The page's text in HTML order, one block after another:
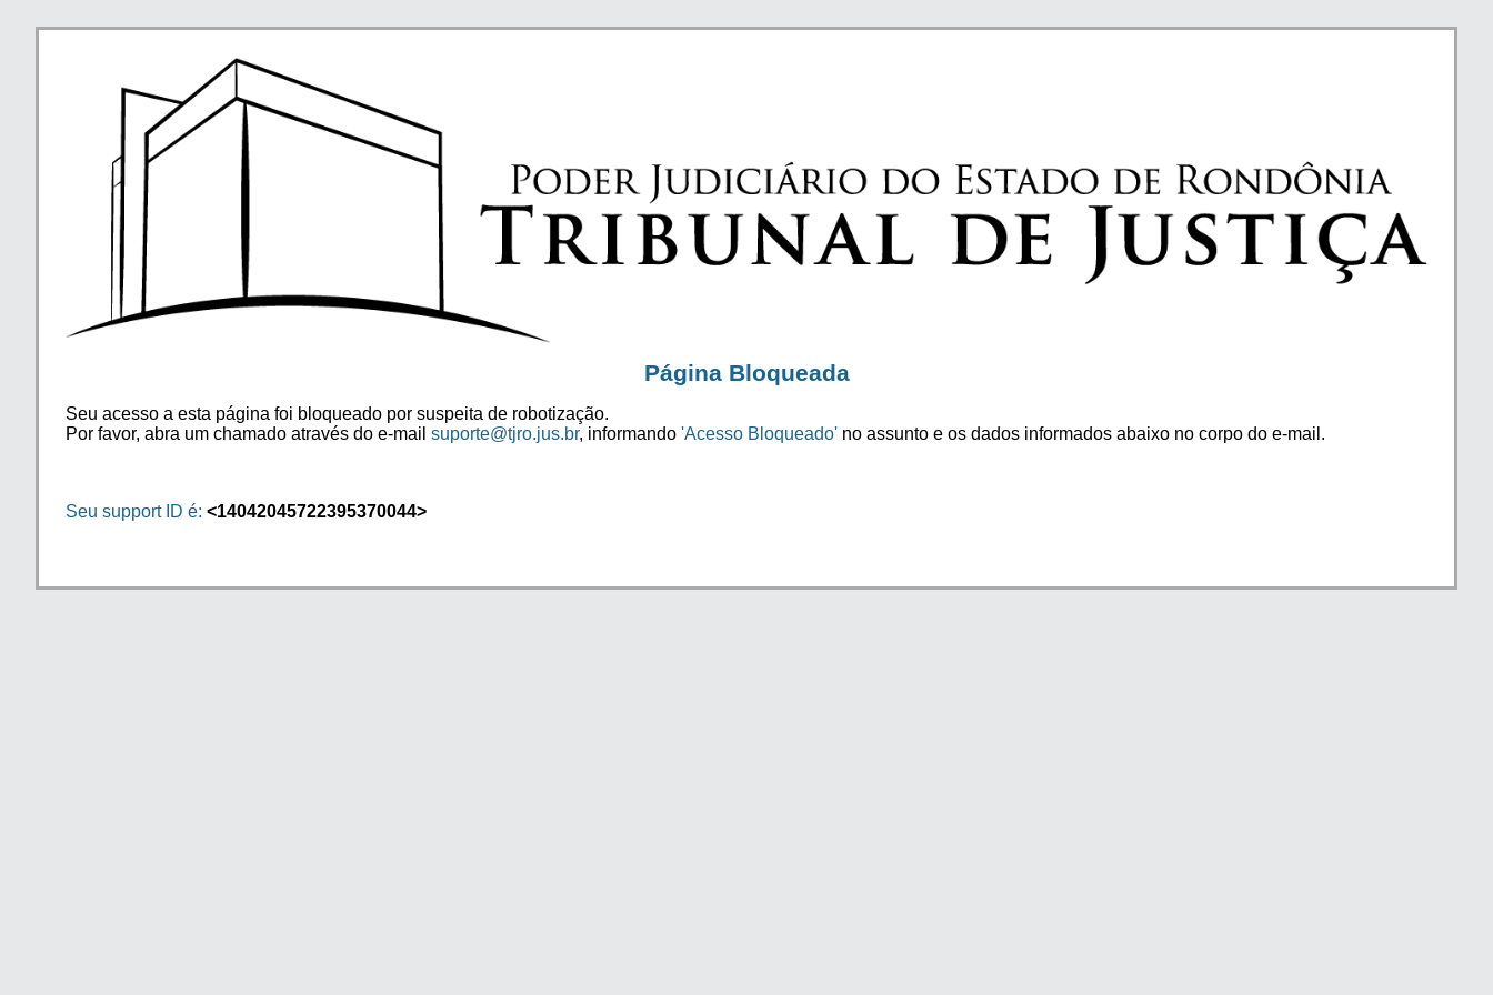
Página Bloqueada
Seu acesso a esta página foi bloqueado por suspeita de robotização.
Por favor, abra um chamado através do e-mail suporte@tjro.jus.br, informando 'Acesso Bloqueado' no assunto e os dados informados abaixo no corpo do e-mail.
Seu support ID é: <14042045722395370044>